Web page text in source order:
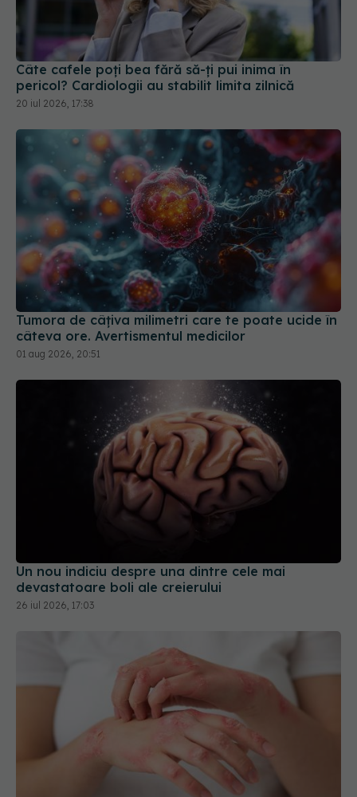
Câte cafele poți bea fără să-ți pui inima în
pericol? Cardiologii au stabilit limita zilnică
20 iul 2026, 17:38
Tumora de câțiva milimetri care te poate ucide în
câteva ore. Avertismentul medicilor
01 aug 2026, 20:51
Un nou indiciu despre una dintre cele mai
Ce alimentează, de fapt, psoriazisul? O
descoperire neașteptată deschide calea unor